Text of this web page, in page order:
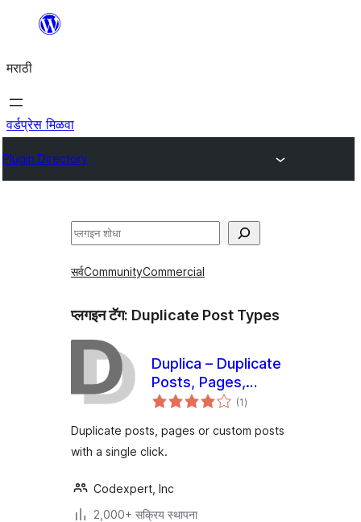
सामुग्रीवर
मराठी
वर्डप्रेस मिळवा
Plugin Directory
शोधा
सर्वCommunityCommercial
प्लगइन टॅग: Duplicate Post Types
Duplica – Duplicate
Posts, Pages,
Custom Posts or
(1एकूण
मूल्यांकन
)
Duplicate posts, pages or custom posts
with a single click.
Codexpert, Inc
2,000+ सक्रिय स्थापना